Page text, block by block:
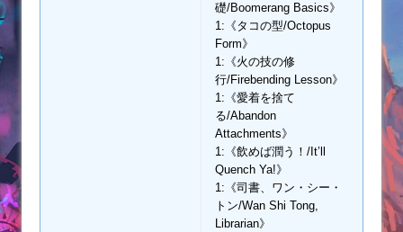
礎/Boomerang Basics》
1:《タコの型/Octopus
Form》
1:《火の技の修
行/Firebending Lesson》
1:《愛着を捨て
る/Abandon
Attachments》
1:《飲めば潤う！/It’ll
Quench Ya!》
1:《司書、ワン・シー・
トン/Wan Shi Tong,
Librarian》